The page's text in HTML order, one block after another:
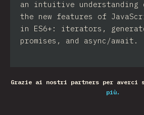
an intuitive understanding
the new features of
in ES6+: iterators,
promises, and async/await.
Grazie ai nostri partners per averci
più.